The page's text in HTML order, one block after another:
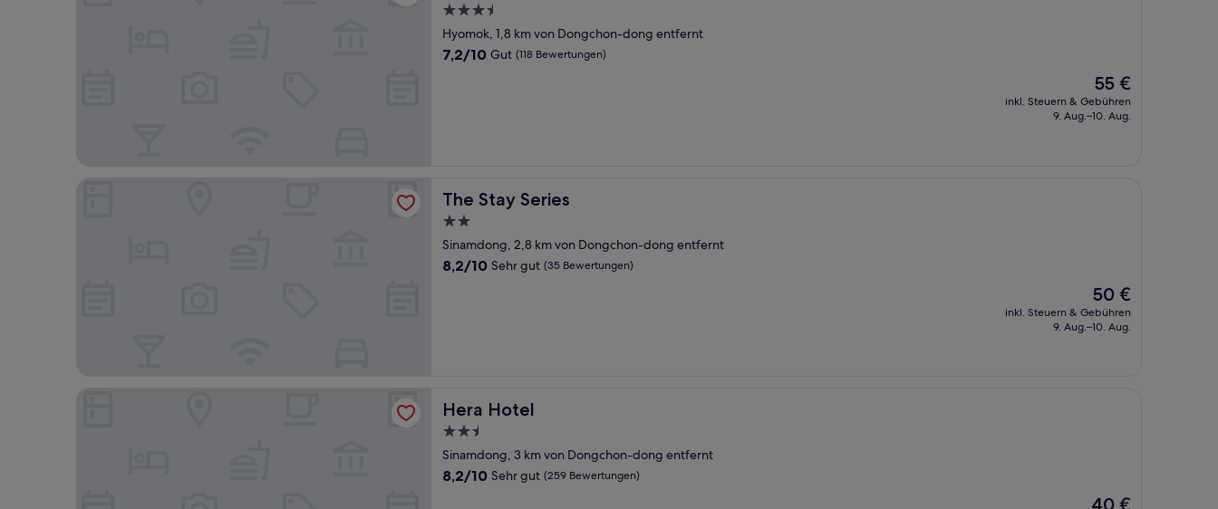
3.5-
Sterne-
Unterkunft
Hyomok, 1,8 km von Dongchon-dong entfernt
7.2
7,2/10 Gut (118 Bewertungen)
Der
Preis
beträgt
55 €
inkl. Steuern & Gebühren
9. Aug.–10. Aug.
The Stay Series
The Stay Series
2.0-
Sterne-
Unterkunft
Sinamdong, 2,8 km von Dongchon-dong entfernt
8.2
8,2/10 Sehr gut (35 Bewertungen)
Der
Preis
beträgt
50 €
inkl. Steuern & Gebühren
9. Aug.–10. Aug.
The Stay Series
Hera Hotel
Hera Hotel
2.5-
Sterne-
Unterkunft
Sinamdong, 3 km von Dongchon-dong entfernt
8.2
8,2/10 Sehr gut (259 Bewertungen)
Der
40 €